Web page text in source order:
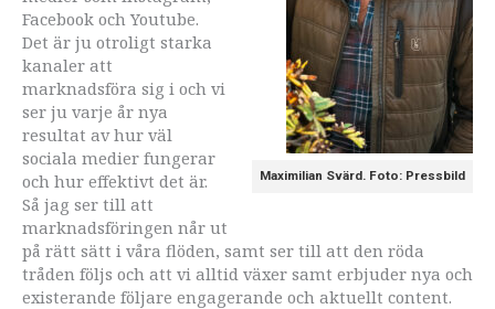
Maximilian Svärd. Foto: Pressbild
Facebook och Youtube.
Det är ju otroligt starka
kanaler att
marknadsföra sig i och vi
ser ju varje år nya
resultat av hur väl
sociala medier fungerar
och hur effektivt det är.
Så jag ser till att
marknadsföringen når ut
på rätt sätt i våra flöden, samt ser till att den röda
tråden följs och att vi alltid växer samt erbjuder nya och
existerande följare engagerande och aktuellt content.